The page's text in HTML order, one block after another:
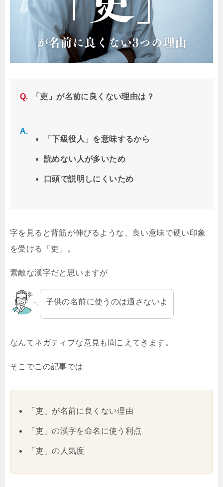
「吏」が名前に良くない理由は？
「下級役人」を意味するから
読めない人が多いため
口頭で説明しにくいため
字を見ると背筋が伸びるような、良い意味で硬い印象
を受ける「吏」。
素敵な漢字だと思いますが
子供の名前に使うのは適さないよ
なんてネガティブな意見も聞こえてきます。
そこでこの記事では
「吏」が名前に良くない理由
「吏」の漢字を命名に使う利点
「吏」の人気度